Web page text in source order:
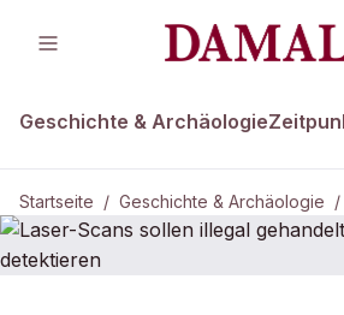
Geschichte & Archäologie
Startseite / Geschichte & Archäologie /